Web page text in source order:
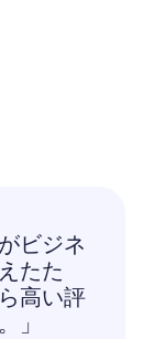
ビジネ
たた
高い評
」